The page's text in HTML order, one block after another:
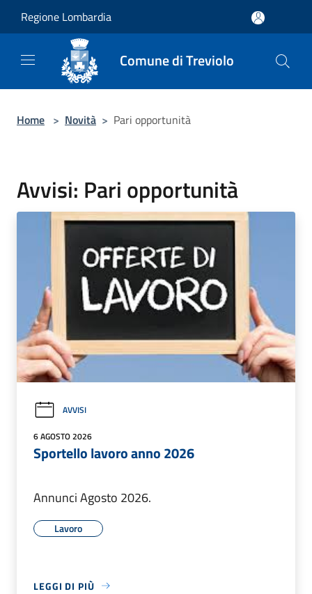
Regione Lombardia
Comune di Treviolo
Home > Novità > Pari opportunità
Avvisi: Pari opportunità
AVVISI
6 AGOSTO 2026
Sportello lavoro anno 2026
Annunci Agosto 2026.
Lavoro
LEGGI DI PIÙ